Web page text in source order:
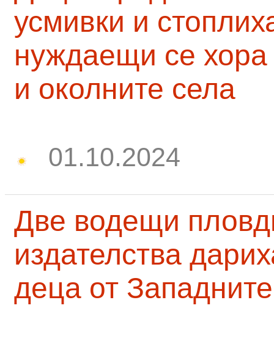
усмивки и
нуждаещи се
и околните села
01.10.2024
Две водещи
издателства
деца от